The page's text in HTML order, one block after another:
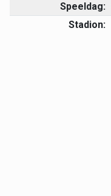
Speeldag:
Stadion: